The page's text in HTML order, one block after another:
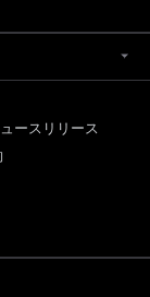
ースリリース